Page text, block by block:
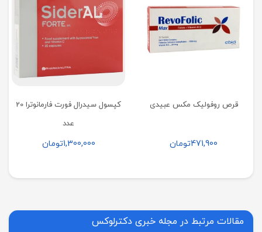
قرص روفولیک مکس عبیدی
471,900تومان
کپسول سیدرال فورت فارمانوترا 20
عدد
1,300,000تومان
مقالات مرتبط در مجله خبری دکترلوکس